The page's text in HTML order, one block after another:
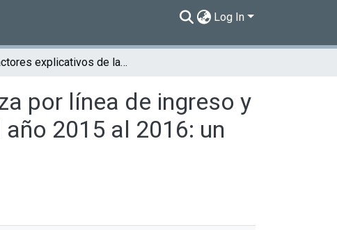
Log In
Factores explicativos de la reducción de la pobreza por línea de ingreso y de la pobreza multidimensional en Costa Rica del año 2015 al 2016: un estudio de panel
por línea de ingreso y
2015 al 2016: un